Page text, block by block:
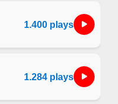
1.400 plays
1.284 plays